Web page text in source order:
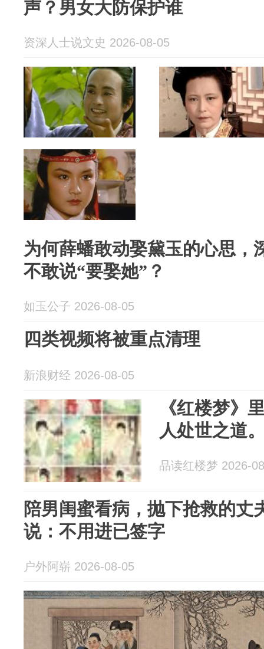
声？男女大防保护谁
资深人士说文史 2026-08-05
为何薛蟠敢动娶黛玉的心思，
不敢说“要娶她”？
如玉公子 2026-08-05
四类视频将被重点清理
新浪财经 2026-08-05
《红楼梦》
人处世之道
品读红楼梦 2026-
陪男闺蜜看病，抛下抢救的丈
说：不用进已签字
户外阿崭 2026-08-05